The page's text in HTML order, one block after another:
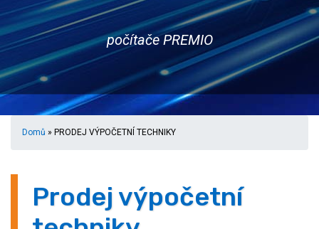
počítače PREMIO
Domů » PRODEJ VÝPOČETNÍ TECHNIKY
Prodej výpočetní